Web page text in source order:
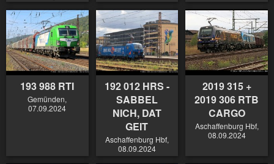
193 988 RTI
Gemünden,
07.09.2024
192 012 HRS -
SABBEL
NICH, DAT
GEIT
Aschaffenburg Hbf,
08.09.2024
2019 315 +
2019 306 RTB
CARGO
Aschaffenburg Hbf,
08.09.2024